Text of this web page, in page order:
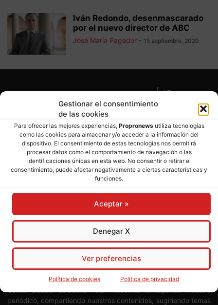
Gestionar el consentimiento
de las cookies
Para ofrecer las mejores experiencias, Propronewsutiliza tecnologías
como las cookies para almacenar y/o acceder a la información del
dispositivo. El consentimiento de estas tecnologías nos permitirá
procesar datos como el comportamiento de navegación o las
identificaciones únicas en esta web. No consentir o retirar el
consentimiento, puede afectar negativamente a ciertas características y
funciones.
Aceptar »
Denegar X
Ver preferencias
Política de cookies Política de privacidad
Iván Redondo, desenmascarado
por el nuevo director de ABC
José María Pagador - 15 septiembre, 2020
SOBRE NOSOTROS
José Mª Pagador- Subdirectora:
Para preservar nuestra independencia,PROPRONEWSno
admite publicidad ni subvenciones o ayudas públicas o
privadas. Ninguno de nuestros directivos, redactores y
colaboradores percibe remuneración alguna. Realizamos
nuestro trabajo por amor al periodismo, a la verdad y a la
libertad y en solidaridad con la ciudadanía.
periódico, compartiendo nuestros contenidos, sugiriendo temas